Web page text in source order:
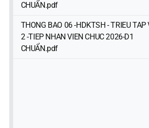
CHUẨN.pdf
THONG BAO 06 -HDKTSH - TRIEU TAP
2 -TIEP NHAN VIEN CHUC 2026-D1
CHUẨN.pdf